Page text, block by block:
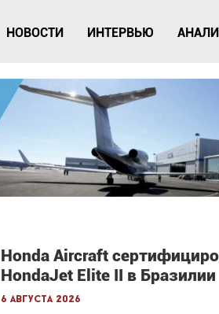
НОВОСТИ ИНТЕРВЬЮ
Honda Aircraft
HondaJet Elite II в Бразилии
6 августа 2026